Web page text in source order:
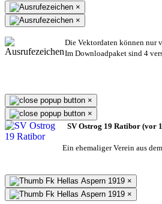
×
×
Die Vektordaten können nur
Im Downloadpaket sind 4
×
×
SV Ostrog 19 Ratibor (vor
Ein ehemaliger Verein aus
×
×